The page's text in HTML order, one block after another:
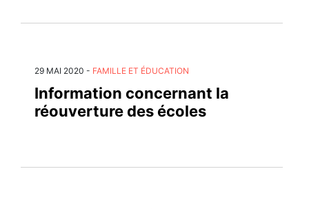
29 MAI 2020 - FAMILLE ET ÉDUCATION
Information concernant la
réouverture des écoles